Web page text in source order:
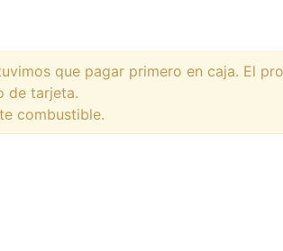
que pagar primero en caja. El
de tarjeta.
combustible.